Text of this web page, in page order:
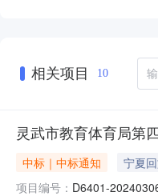
相关项目 10
灵武市教育体育局第
中标｜中标通知 宁夏
项目编号： D6401-